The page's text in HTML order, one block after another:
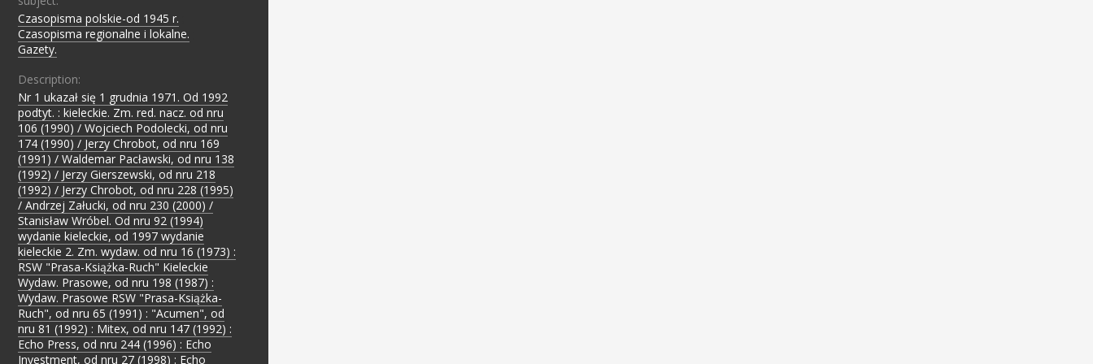
Czasopisma polskie-od 1945 r.
Czasopisma regionalne i lokalne.
Gazety.
Description:
Nr 1 ukazał się 1 grudnia 1971. Od 1992
podtyt. : kieleckie. Zm. red. nacz. od nru
106 (1990) / Wojciech Podolecki, od nru
174 (1990) / Jerzy Chrobot, od nru 169
(1991) / Waldemar Pacławski, od nru 138
(1992) / Jerzy Gierszewski, od nru 218
(1992) / Jerzy Chrobot, od nru 228 (1995)
/ Andrzej Załucki, od nru 230 (2000) /
Stanisław Wróbel. Od nru 92 (1994)
wydanie kieleckie, od 1997 wydanie
kieleckie 2. Zm. wydaw. od nru 16 (1973) :
RSW "Prasa-Książka-Ruch" Kieleckie
Wydaw. Prasowe, od nru 198 (1987) :
Wydaw. Prasowe RSW "Prasa-Książka-
Ruch", od nru 65 (1991) : "Acumen", od
nru 81 (1992) : Mitex, od nru 147 (1992) :
Echo Press, od nru 244 (1996) : Echo
Investment, od nru 27 (1998) : Echo